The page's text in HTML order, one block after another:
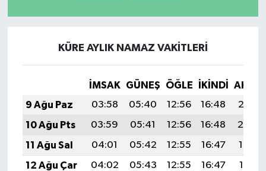
KÜRE AYLIK NAMAZ VAKITLERI
İMSAK GÜNEŞ ÖĞLE İKINDI
9 Ağu Paz
03:58 05:40 12:56 16:48
20:02
10 Ağu Pts
03:59 05:41 12:56 16:48
20:00
11 Ağu Sal
04:01 05:42 12:55 16:47
19:59
12 Ağu Çar
04:02 05:43 12:55 16:47
19:58